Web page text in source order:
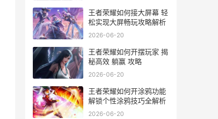
王者荣耀如何接大屏幕 轻
松实现大屏畅玩攻略解析
2026-06-20
王者荣耀如何开摆玩家 揭
秘高效 躺赢 攻略
2026-06-20
王者荣耀如何开涂鸦功能
解锁个性涂鸦技巧全解析
2026-06-20